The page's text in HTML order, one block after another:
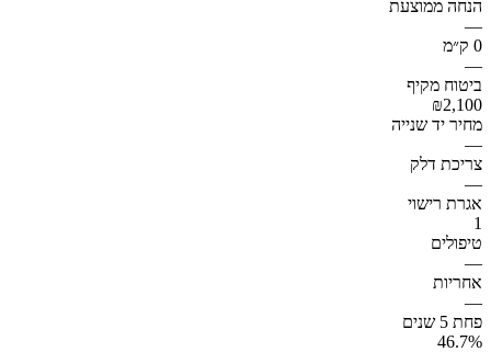
הנחה ממוצעת
—
0 ק״מ
—
ביטוח מקיף
₪2,100
מחיר יד שנייה
—
צריכת דלק
—
אגרת רישוי
1
טיפולים
—
אחריות
—
פחת 5 שנים
46.7%